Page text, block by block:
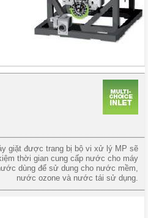
giặt được trang bị bộ vi xử lý MP sẽ
thời gian cung cấp nước cho máy
dùng để sử dung cho nước mềm,
nước ozone và nước tái sử dụng.